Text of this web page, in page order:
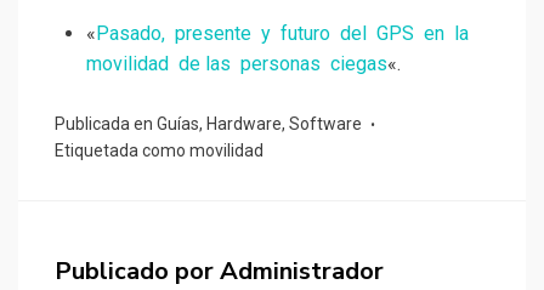
« Pasado, presente y futuro del GPS en la
movilidad de las personas ciegas«.
Publicada en Guías, Hardware, Software
Etiquetada como movilidad
Publicado porAdministrador